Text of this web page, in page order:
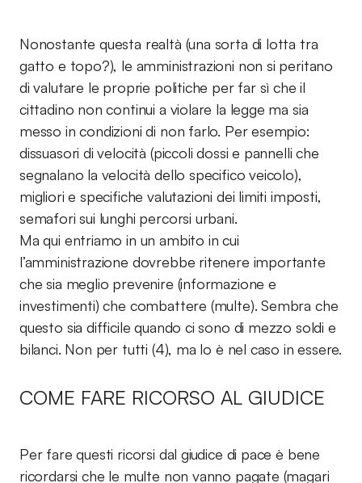
Nonostante questa realtà (una sorta di lotta tra
gatto e topo?), le amministrazioni non si peritano
di valutare le proprie politiche per far sì che il
cittadino non continui a violare la legge ma sia
messo in condizioni di non farlo. Per esempio:
dissuasori di velocità (piccoli dossi e pannelli che
segnalano la velocità dello specifico veicolo),
migliori e specifiche valutazioni dei limiti imposti,
semafori sui lunghi percorsi urbani.
Ma qui entriamo in un ambito in cui
l’amministrazione dovrebbe ritenere importante
che sia meglio prevenire (informazione e
investimenti) che combattere (multe). Sembra che
questo sia difficile quando ci sono di mezzo soldi e
bilanci. Non per tutti (4), ma lo è nel caso in essere.
COME FARE RICORSO AL GIUDICE
Per fare questi ricorsi dal giudice di pace è bene
ricordarsi che le multe non vanno pagate (magari